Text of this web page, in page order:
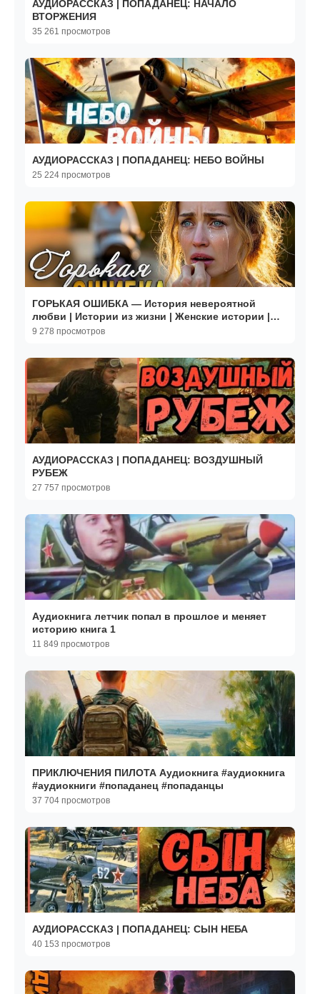
АУДИОРАССКАЗ | ПОПАДАНЕЦ: НАЧАЛО
ВТОРЖЕНИЯ
35 261 просмотров
АУДИОРАССКАЗ | ПОПАДАНЕЦ: НЕБО ВОЙНЫ
25 224 просмотров
ГОРЬКАЯ ОШИБКА — История невероятной
любви | Истории из жизни | Женские истории |
Аудиорассказ
9 278 просмотров
АУДИОРАССКАЗ | ПОПАДАНЕЦ: ВОЗДУШНЫЙ
РУБЕЖ
27 757 просмотров
Аудиокнига летчик попал в прошлое и меняет
историю книга 1
11 849 просмотров
ПРИКЛЮЧЕНИЯ ПИЛОТА Аудиокнига #аудиокнига
#аудиокниги #попаданец #попаданцы
37 704 просмотров
АУДИОРАССКАЗ | ПОПАДАНЕЦ: СЫН НЕБА
40 153 просмотров